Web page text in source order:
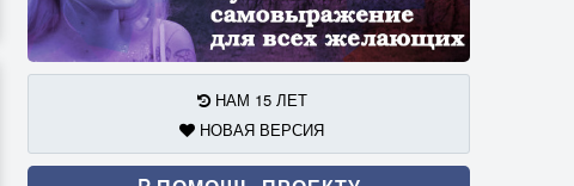
НАМ 15 ЛЕТ
НОВАЯ ВЕРСИЯ